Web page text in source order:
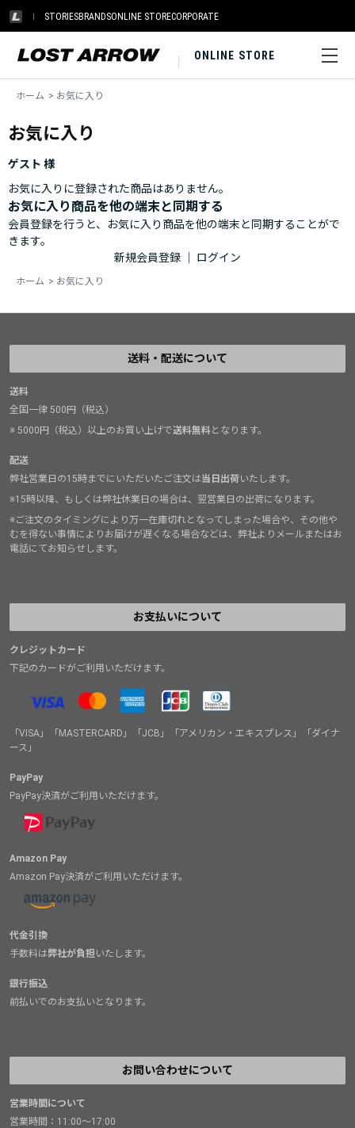
STORIESBRANDSONLINE STORECORPORATE
ONLINE STORE
ホーム > お気に入り
お気に入り
ゲスト 様
お気に入りに登録された商品はありません。
お気に入り商品を他の端末と同期する
会員登録を行うと、お気に入り商品を他の端末と同期することがで
きます。
新規会員登録
ログイン
ホーム > お気に入り
送料・配送について
送料
全国一律 500円（税込）
※ 5000円（税込）以上のお買い上げで送料無料となります。
配送
弊社営業日の15時までにいただいたご注文は当日出荷いたします。
※15時以降、もしくは弊社休業日の場合は、翌営業日の出荷になります。
※ご注文のタイミングにより万一在庫切れとなってしまった場合や、その他や
むを得ない事情によりお届けが遅くなる場合などは、弊社よりメールまたはお
電話にてお知らせします。
お支払いについて
クレジットカード
下記のカードがご利用いただけます。
「VISA」「MASTERCARD」「JCB」「アメリカン・エキスプレス」「ダイナ
ース」
PayPay
PayPay決済がご利用いただけます。
Amazon Pay
Amazon Pay決済がご利用いただけます。
代金引換
手数料は弊社が負担いたします。
銀行振込
前払いでのお支払いとなります。
お問い合わせについて
営業時間について
営業時間：11:00～17:00